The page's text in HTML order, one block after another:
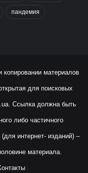
пандемия
материалов
для поисковых
. Ссылка должна быть
либо частичного
интернет- изданий) –
материала.